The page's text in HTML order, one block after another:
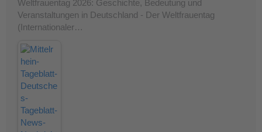
Weltfrauentag 2026: Geschichte, Bedeutung und
Veranstaltungen in Deutschland - Der Weltfrauentag
(Internationaler…